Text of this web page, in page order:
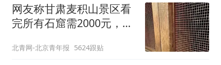
网友称甘肃麦积山景区看
完所有石窟需2000元，景
护，游客可按需买
北青网-北京青年报 5624跟贴